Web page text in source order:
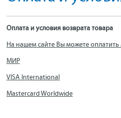
Оплата и условия возврата товара
На нашем сайте Вы можете
МИР
VISA International
Mastercard Worldwide